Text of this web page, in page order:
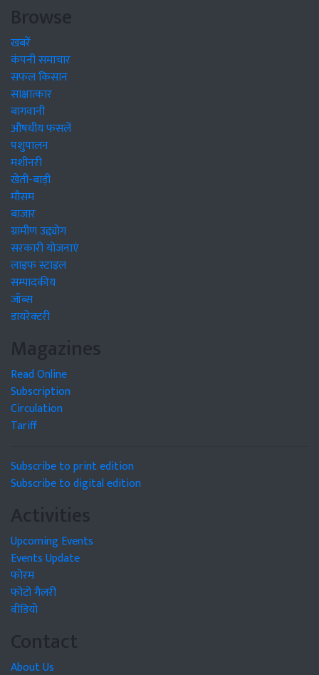
Browse
खबरें
कंपनी समाचार
सफल किसान
साक्षात्कार
बागवानी
औषधीय फसलें
पशुपालन
मशीनरी
खेती-बाड़ी
मौसम
बाजार
ग्रामीण उद्द्योग
सरकारी योजनाएं
लाइफ स्टाइल
सम्पादकीय
जॉब्स
डायरेक्टरी
Magazines
Read Online
Subscription
Circulation
Tariff
Subscribe to print edition
Subscribe to digital edition
Activities
Upcoming Events
Events Update
फोरम
फोटो गैलरी
वीडियो
Contact
About Us